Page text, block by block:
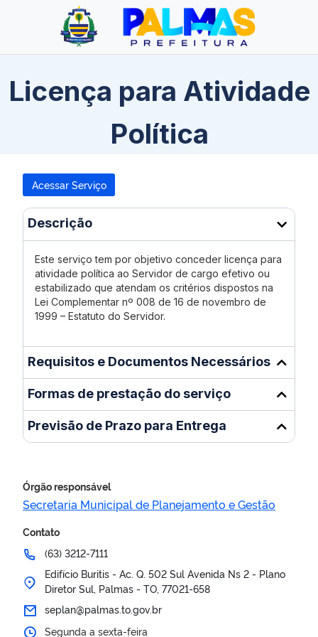
Licença para Atividade
Política
Acessar Serviço
Descrição
Este serviço tem por objetivo conceder licença para
atividade política ao Servidor de cargo efetivo ou
estabilizado que atendam os critérios dispostos na
Lei Complementar nº 008 de 16 de novembro de
1999 – Estatuto do Servidor.
Requisitos e Documentos Necessários
Formas de prestação do serviço
Previsão de Prazo para Entrega
Órgão responsável
Secretaria Municipal de Planejamento e Gestão
Contato
(63) 3212-7111
Edifício Buritis - Ac. Q. 502 Sul Avenida Ns 2 - Plano
Diretor Sul, Palmas - TO, 77021-658
seplan@palmas.to.gov.br
Segunda a sexta-feira